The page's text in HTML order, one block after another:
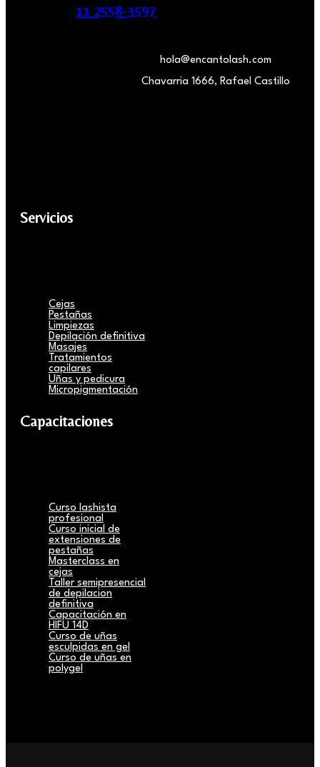
11 2558-3597
hola@encantolash.com
Chavarria 1666, Rafael Castillo
Servicios
Cejas
Pestañas
Limpiezas
Depilación definitiva
Masajes
Tratamientos
capilares
Uñas y pedicura
Micropigmentación
Capacitaciones
Curso lashista
profesional
Curso inicial de
extensiones de
pestañas
Masterclass en
cejas
Taller semipresencial
de depilacion
definitiva
Capacitación en
HIFU 14D
Curso de uñas
esculpidas en gel
Curso de uñas en
polygel